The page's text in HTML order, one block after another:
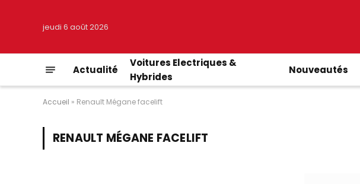
jeudi 6 août 2026
Actualité
Voitures Electriques &
Hybrides
Nouveautés
Accueil » Renault Mégane facelift
RENAULT MÉGANE FACELIFT